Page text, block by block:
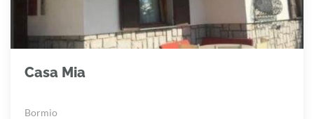
Casa Mia
Bormio